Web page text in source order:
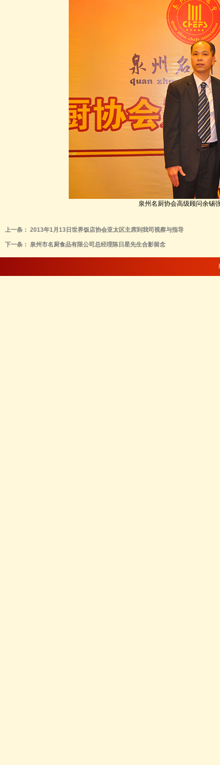
泉州名厨协会高级顾问余锡
上一条： 2013年1月13日世界饭店协会亚太区主席到我司视察与指导
下一条： 泉州市名厨食品有限公司总经理陈日星先生合影留念